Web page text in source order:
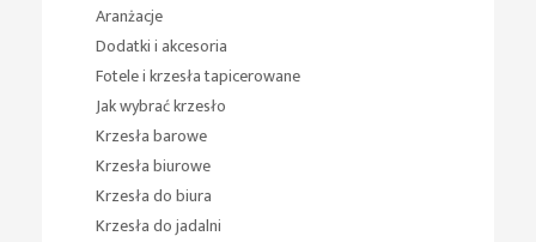
Aranżacje
Dodatki i akcesoria
Fotele i krzesła tapicerowane
Jak wybrać krzesło
Krzesła barowe
Krzesła biurowe
Krzesła do biura
Krzesła do jadalni